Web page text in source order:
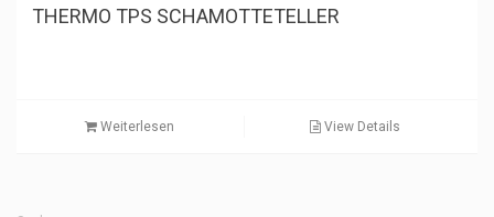
THERMO TPS SCHAMOTTETELLER
Weiterlesen View Details